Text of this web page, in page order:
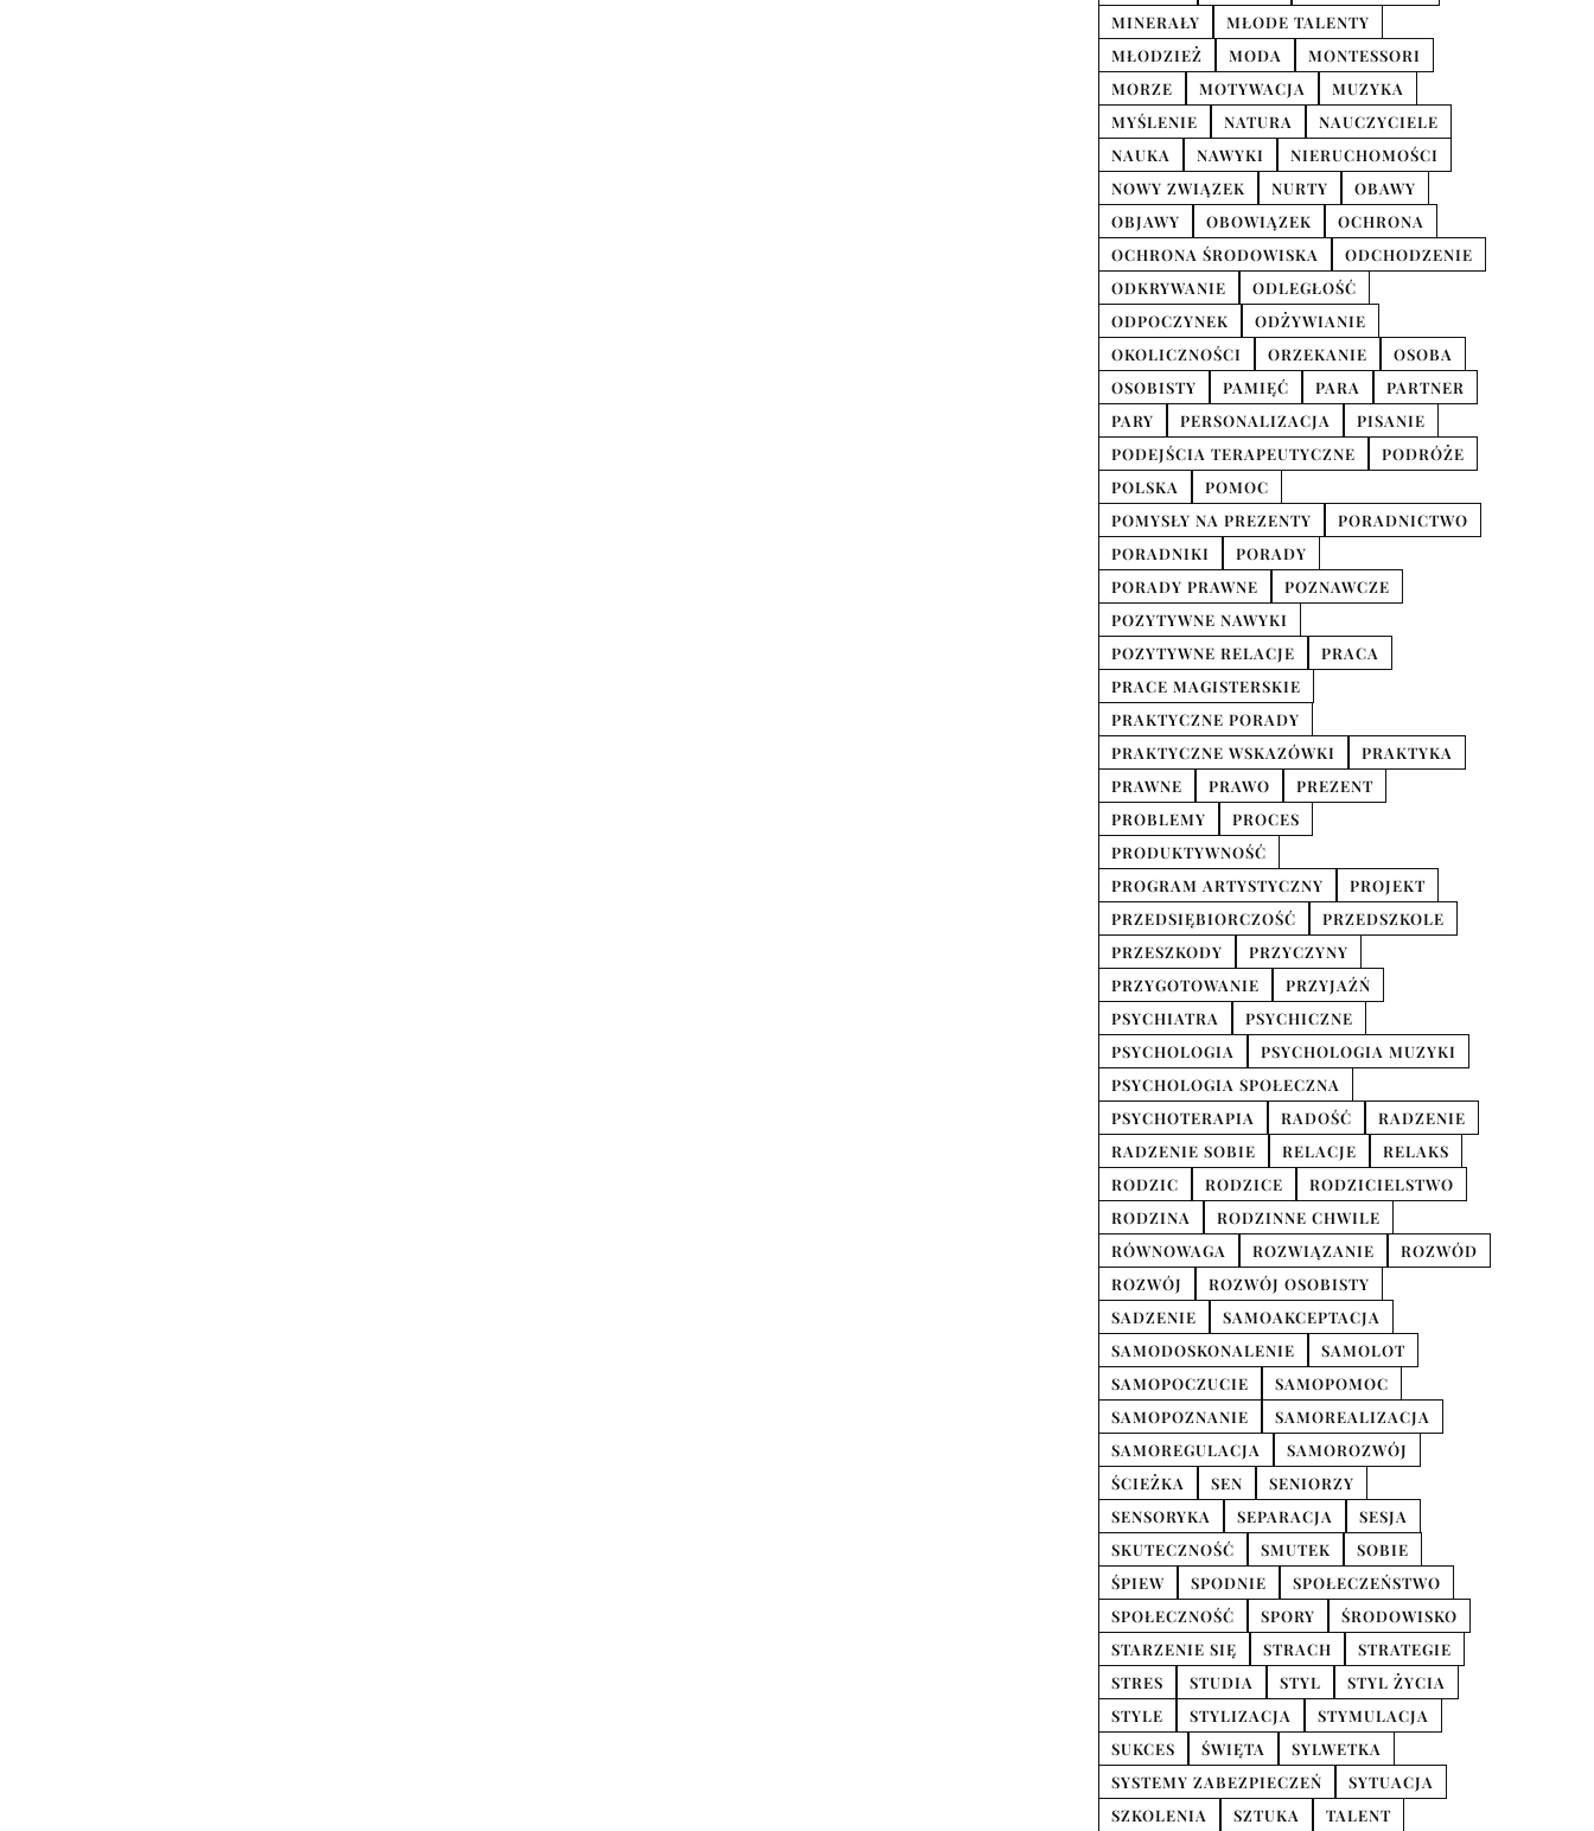
MINERAŁY
MŁODE TALENTY
MŁODZIEŻ
MODA
MONTESSORI
MORZE
MOTYWACJA
MUZYKA
MYŚLENIE
NATURA
NAUCZYCIELE
NAUKA
NAWYKI
NIERUCHOMOŚCI
NOWY ZWIĄZEK
NURTY
OBAWY
OBJAWY
OBOWIĄZEK
OCHRONA
OCHRONA ŚRODOWISKA
ODCHODZENIE
ODKRYWANIE
ODLEGŁOŚĆ
ODPOCZYNEK
ODŻYWIANIE
OKOLICZNOŚCI
ORZEKANIE
OSOBA
OSOBISTY
PAMIĘĆ PARA
PARTNER
PARY
PERSONALIZACJA
PISANIE
PODEJŚCIA TERAPEUTYCZNE
PODRÓŻE
POLSKA
POMOC
POMYSŁY NA PREZENTY
PORADNICTWO
PORADNIKI
PORADY
PORADY PRAWNE
POZNAWCZE
POZYTYWNE NAWYKI
POZYTYWNE RELACJE
PRACA
PRACE MAGISTERSKIE
PRAKTYCZNE PORADY
PRAKTYCZNE WSKAZÓWKI
PRAKTYKA
PRAWNE
PRAWO
PREZENT
PROBLEMY
PROCES
PRODUKTYWNOŚĆ
PROGRAM ARTYSTYCZNY
PROJEKT
PRZEDSIĘBIORCZOŚĆ
PRZEDSZKOLE
PRZESZKODY
PRZYCZYNY
PRZYGOTOWANIE
PRZYJAŹŃ
PSYCHIATRA
PSYCHICZNE
PSYCHOLOGIA
PSYCHOLOGIA MUZYKI
PSYCHOLOGIA SPOŁECZNA
PSYCHOTERAPIA
RADOŚĆ
RADZENIE
RADZENIE SOBIE
RELACJE
RELAKS
RODZIC
RODZICE
RODZICIELSTWO
RODZINA
RODZINNE CHWILE
RÓWNOWAGA
ROZWIĄZANIE
ROZWÓD
ROZWÓJ
ROZWÓJ OSOBISTY
SADZENIE
SAMOAKCEPTACJA
SAMODOSKONALENIE
SAMOLOT
SAMOPOCZUCIE
SAMOPOMOC
SAMOPOZNANIE
SAMOREALIZACJA
SAMOREGULACJA
SAMOROZWÓJ
ŚCIEŻKA
SEN
SENIORZY
SENSORYKA
SEPARACJA
SESJA
SKUTECZNOŚĆ
SMUTEK
SOBIE
ŚPIEW
SPODNIE
SPOŁECZEŃSTWO
SPOŁECZNOŚĆ
SPORY
ŚRODOWISKO
STARZENIE SIĘ
STRACH
STRATEGIE
STRES
STUDIA STYL
STYL ŻYCIA
STYLE
STYLIZACJA
STYMULACJA
SUKCES
ŚWIĘTA
SYLWETKA
SYSTEMY ZABEZPIECZEŃ
SYTUACJA
SZKOLENIA
SZTUKA TALENT